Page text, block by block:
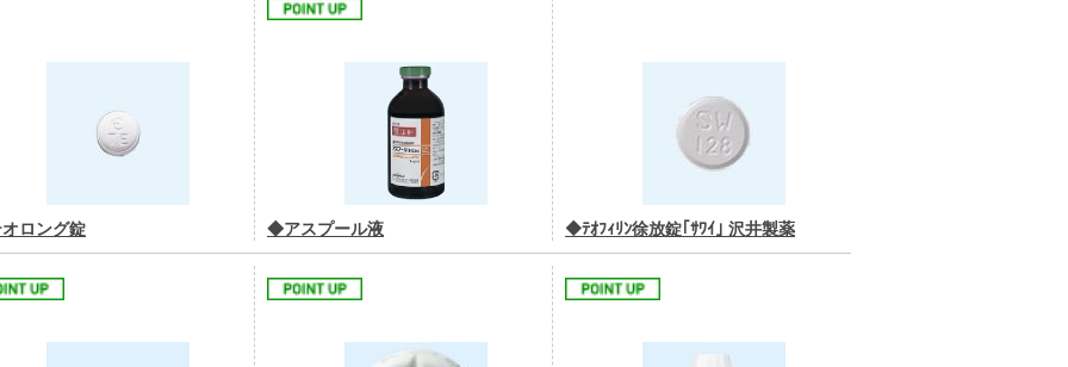
ロング錠 ◆アスプール液 ◆ﾃｵﾌｨﾘﾝ徐放錠｢ｻﾜｲ｣ 沢井製薬